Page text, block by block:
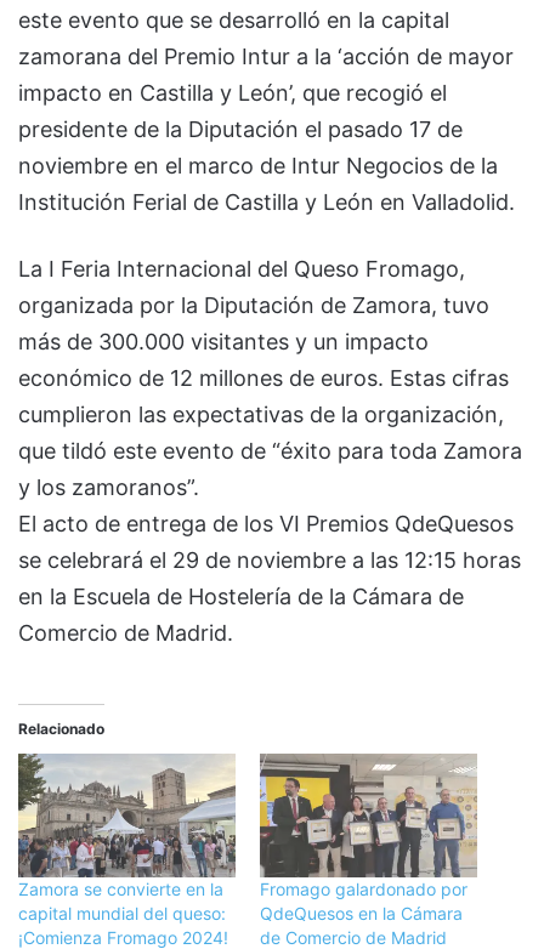
este evento que se desarrolló en la capital
zamorana del Premio Intur a la ‘acción de mayor
impacto en Castilla y León’, que recogió el
presidente de la Diputación el pasado 17 de
noviembre en el marco de Intur Negocios de la
Institución Ferial de Castilla y León en Valladolid.
La I Feria Internacional del Queso Fromago,
organizada por la Diputación de Zamora, tuvo
más de 300.000 visitantes y un impacto
económico de 12 millones de euros. Estas cifras
cumplieron las expectativas de la organización,
que tildó este evento de “éxito para toda Zamora
y los zamoranos”.
El acto de entrega de los VI Premios QdeQuesos
se celebrará el 29 de noviembre a las 12:15 horas
en la Escuela de Hostelería de la Cámara de
Comercio de Madrid.
Relacionado
Zamora se convierte en la
capital mundial del queso:
¡Comienza Fromago 2024!
Fromago galardonado por
QdeQuesos en la Cámara
de Comercio de Madrid